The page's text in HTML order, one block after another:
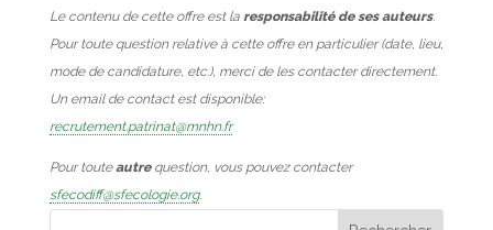
Le contenu de cette offre est la responsabilité de ses auteurs.
Pour toute question relative à cette offre en particulier (date, lieu,
mode de candidature, etc.), merci de les contacter directement.
Un email de contact est disponible:
recrutement.patrinat@mnhn.fr
Pour touteautrequestion, vous pouvez contacter
sfecodiff@sfecologie.org.